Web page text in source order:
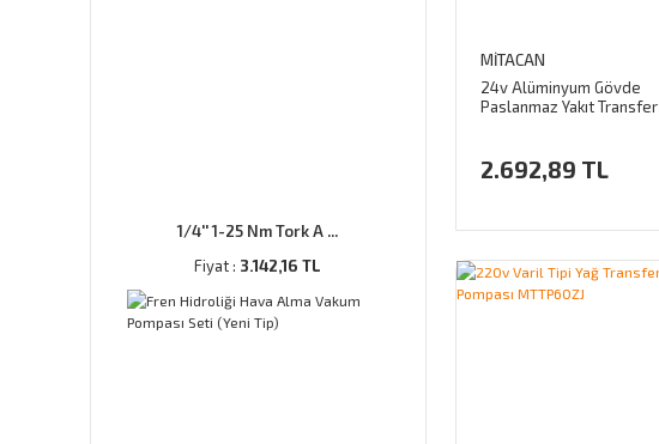
1/4'' 1-25 Nm Tork A ...
Fiyat : 3.142,16 TL
MİTACAN
24v Alüminyum Gövde
Paslanmaz Yakıt Transfer
2.692,89 TL